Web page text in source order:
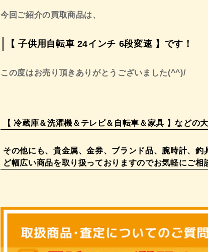
今回ご紹介の買取商品は、
【 子供用自転車 24インチ 6段変速 】 です！
この度はお売り頂きありがとうございました(^^)/
【 冷蔵庫＆洗濯機＆テレビ＆自転車＆家具 】などの
その他にも、貴金属、金券、ブランド品、腕時計、
ど幅広い商品を取り扱っておりますのでお気軽にご相